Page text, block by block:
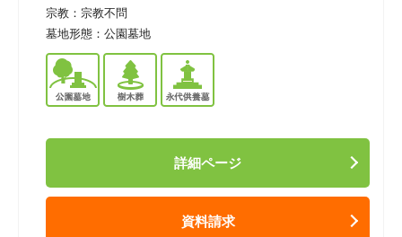
宗教： 宗教不問
墓地形態： 公園墓地
詳細ページ
資料請求